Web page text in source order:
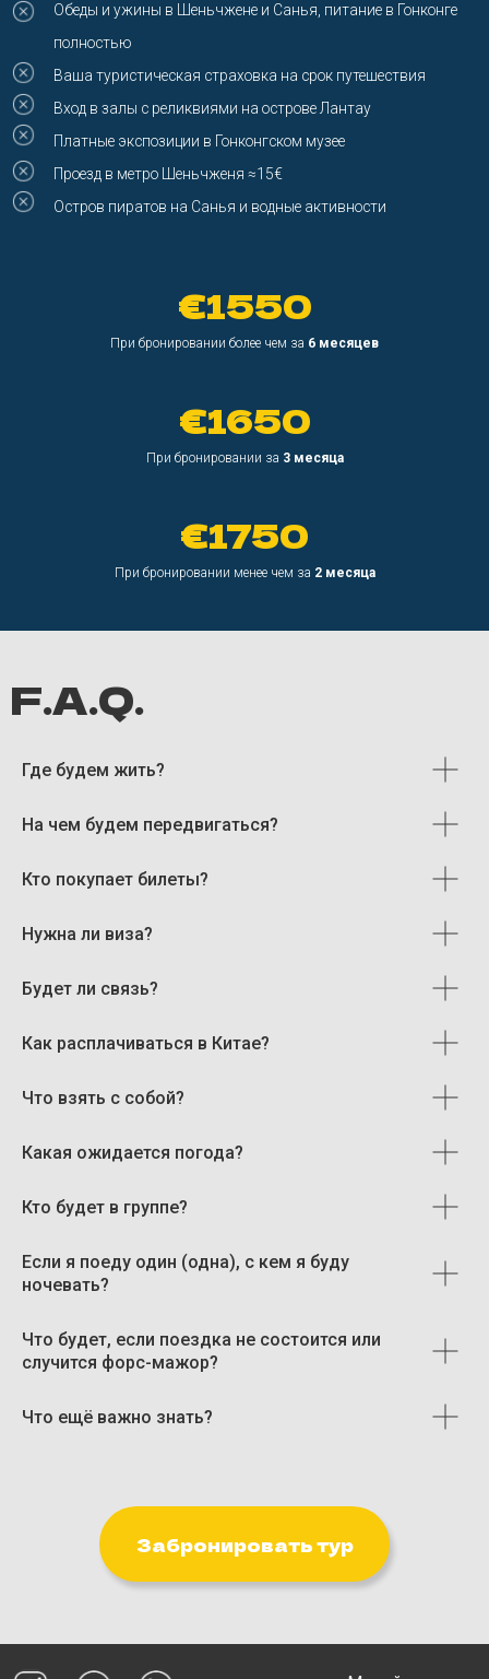
€1550
При бронировании более чем за 6 месяцев
€1650
При бронировании за 3 месяца
€1750
При бронировании менее чем за 2 месяца
F.A.Q.
Где будем жить?
На чем будем передвигаться?
Кто покупает билеты?
Нужна ли виза?
Будет ли связь?
Как расплачиваться в Китае?
Что взять с собой?
Какая ожидается погода?
Кто будет в группе?
Если я поеду один (одна), с кем я буду
ночевать?
Что будет, если поездка не состоится или
случится форс-мажор?
Что ещё важно знать?
info@iamstrolling.com
Все права защищены. Копирование материалов с сайта запрещено.
CARLEONE HEART MB